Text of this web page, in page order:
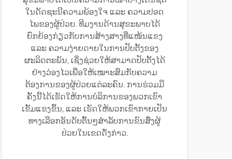
ໃນດັດຊະນີຄວາມພ້ອງໃຈ ແລະ ຄວາມປອດ
ໄພຂອງຜູ້ປ່ວຍ. ທີມງານດ້ານສຸຂະພາບໄດ້
ຍົກຍ້ອງກ່ຽວກັບການສ້າງສາງທີ່ແໜ້ນແຂງ
ແລະ ຄວາມງ່າຍດາຍໃນການປັບຕັ້ງຂອງ
ຜະລິດຕະພັນ, ເຊິ່ງຊ່ວຍໃຫ້ສາມາດປັບຕັ້ງໄດ້
ຢ່າງວ່ອງໄວເພື່ອໃຫ້ເໝາະສົມກັບຄວາມ
ຕ້ອງການຂອງຜູ້ປ່ວຍແຕ່ລະຄົນ. ການຮ່ວມມື
ຄັ້ງນີ້ໄດ້ເຮັດໃຫ້ການບໍລິການຂອງພວກເຂົາ
ເຂັ້ມແຂງຂຶ້ນ, ແລະ ເຮັດໃຫ້ພວກເຂົາກາຍເປັນ
ທາງເລືອກອັນດັບຕົ້ນໆສຳລັບການຂົນສົ່ງຜູ້
ປ່ວຍໃນເຂດດັ່ງກ່າວ.